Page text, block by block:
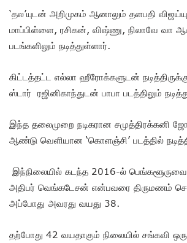
‘தல’யுடன் அறிமுகம் ஆனாலும் தளபதி
மாப்பிள்ளை, ரசிகன், விஷ்ணு, நிலாவே வா
படங்களிலும் நடித்துள்ளார்.
கிட்டத்தட்ட எல்லா ஹீரோக்களுடன்
ஸ்டார் ரஜினிகாந்துடன் பாபா படத்திலும்
இந்த தலைமுறை நடிகரான சமுத்திரக்கனி
ஆண்டு வெளியான ‘கொளஞ்சி’ படத்தில்
இந்நிலையில் கடந்த 2016-ல்
அதிபர் வெங்கடேசன் என்பவரை திருமணம்
அப்போது அவரது வயது 38.
தற்போது 42 வயதாகும் நிலையில் சங்கவி